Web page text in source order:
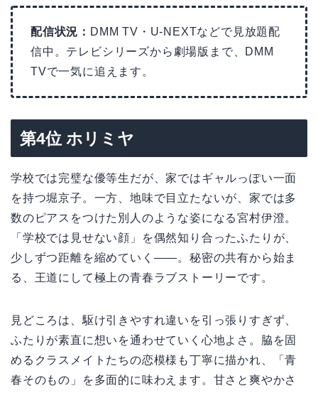
配信状況： DMM TV・U-NEXTなどで見放題配
信中。テレビシリーズから劇場版まで、DMM
TVで一気に追えます。
第4位 ホリミヤ
学校では完璧な優等生だが、家ではギャルっぽい一面
を持つ堀京子。一方、地味で目立たないが、家では多
数のピアスをつけた別人のような姿になる宮村伊澄。
「学校では見せない顔」を偶然知り合ったふたりが、
少しずつ距離を縮めていく——。秘密の共有から始ま
る、王道にして極上の青春ラブストーリーです。
見どころは、駆け引きやすれ違いを引っ張りすぎず、
ふたりが素直に想いを通わせていく心地よさ。脇を固
めるクラスメイトたちの恋模様も丁寧に描かれ、「青
春そのもの」を多面的に味わえます。甘さと爽やかさ